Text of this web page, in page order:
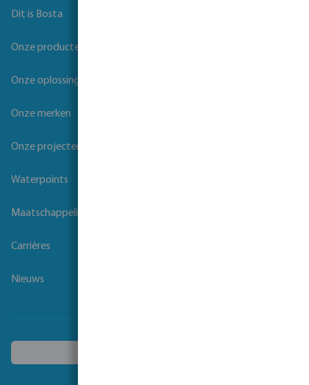
Dit is Bosta
Onze producten
Onze oplossingen
Onze merken
Onze projecten
Waterpoints
Maatschappelijk verantwoord ondernemen
Carrières
Nieuws